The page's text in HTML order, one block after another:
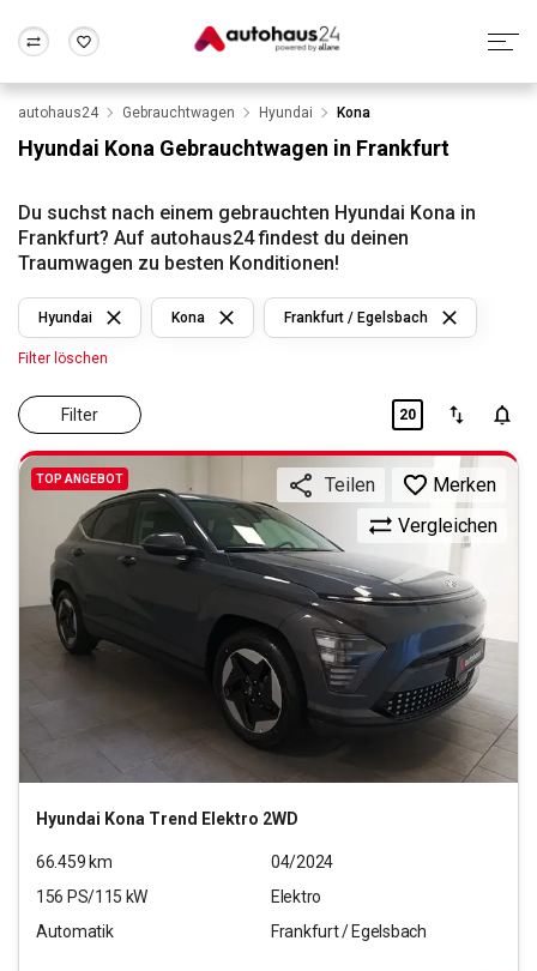
Wir bewerten dein Auto
Alle Fragen & Antworten
Rund um die Inzahlungnahme
Frankfurt Wuppertal
autohaus24 Gebrauchtwagen Hyundai Kona
Hyundai Kona Gebrauchtwagen in Frankfurt
Du suchst nach einem gebrauchten Hyundai Kona in
Frankfurt? Auf autohaus24 findest du deinen
Traumwagen zu besten Konditionen!
Filter
Hyundai Kona Frankfurt / Egelsbach
Filter löschen
20
TOP ANGEBOT
Hyundai Kona Trend Elektro 2WD
Vergleichen
Teilen Merken
66.459 km
04/2024
156 PS/115 kW
Elektro
Automatik
Frankfurt / Egelsbach